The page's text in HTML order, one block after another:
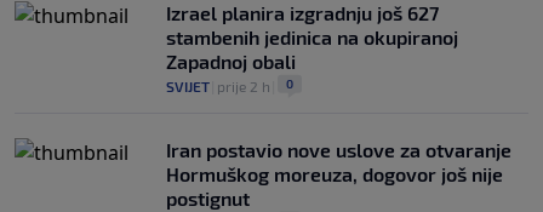
Izrael planira izgradnju još 627
stambenih jedinica na okupiranoj
Zapadnoj obali
SVIJET prije 2 h 0
Iran postavio nove uslove za otvaranje
Hormuškog moreuza, dogovor još nije
postignut